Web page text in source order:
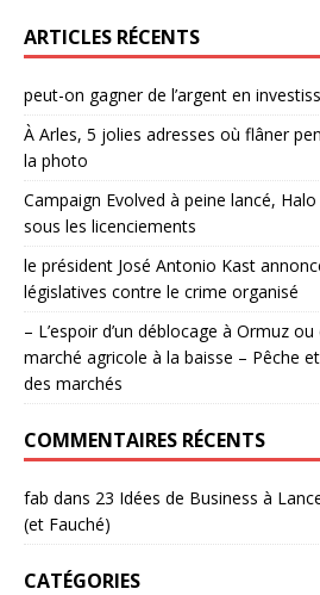
ARTICLES RÉCENTS
peut-on gagner de l’argent en
À Arles, 5 jolies adresses où flâner
la photo
Campaign Evolved à peine lancé,
sous les licenciements
le président José Antonio Kast
législatives contre le crime organisé
– L’espoir d’un déblocage à Ormuz
marché agricole à la baisse – Pêche
des marchés
COMMENTAIRES RÉCENTS
fab dans 23 Idées de Business à
(et Fauché)
CATÉGORIES